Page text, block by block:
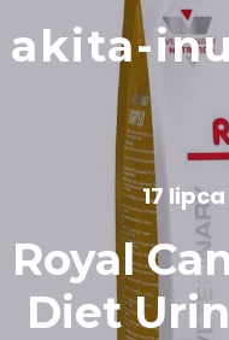
to
content
akita-
17
Royal
Diet